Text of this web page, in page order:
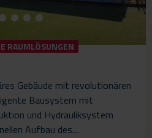
RAUMLÖSUNGEN
Gebäude mit revolutionären
Bausystem mit
und Hydrauliksystem
Aufbau des…